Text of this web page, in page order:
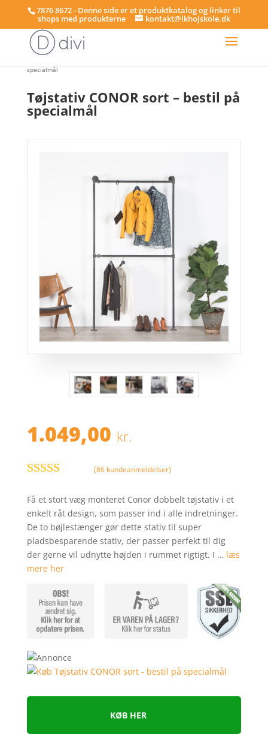
7876 8672 - Denne side er et produktkatalog og linker til
shops med produkterne kontakt@lkhojskole.dk
specialmål
Tøjstativ CONOR sort – bestil på
specialmål
1.049,00 kr.
som4ud
af 5
baseret på
kundebed
ømmelser
(86kundeanmeldelser)
Få et stort væg monteret Conor dobbelt tøjstativ i et
enkelt råt design, som passer ind i alle indretninger.
De to bøjlestænger gør dette stativ til super
pladsbesparende stativ, der passer perfekt til dig
der gerne vil udnytte højden i rummet rigtigt. I … læs
mere her
KØB HER